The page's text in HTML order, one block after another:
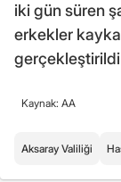
iki gün süren
erkekler
Kaynak: AA
Aksaray Valiliği